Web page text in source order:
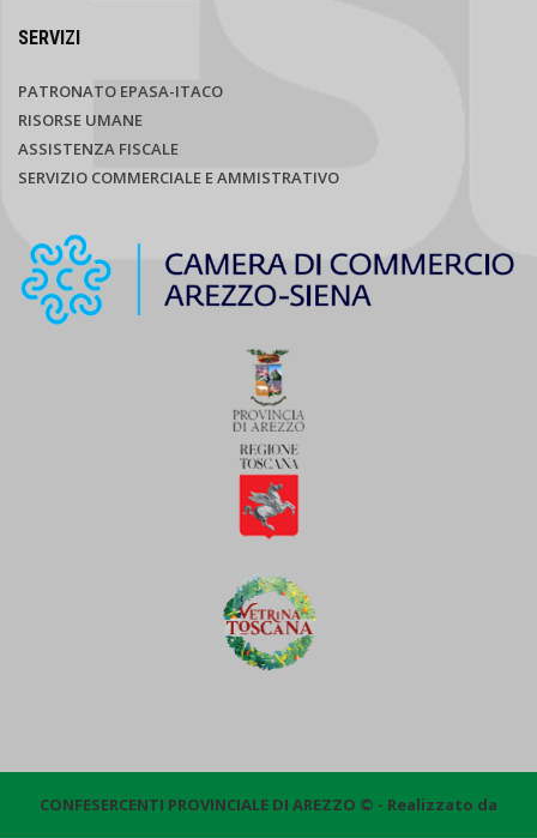
SERVIZI
PATRONATO EPASA-ITACO
RISORSE UMANE
ASSISTENZA FISCALE
SERVIZIO COMMERCIALE E AMMISTRATIVO
CONFESERCENTI PROVINCIALE DI AREZZO © - Realizzato da